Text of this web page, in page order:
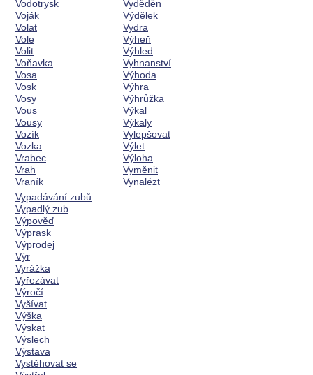
Vodotrysk
Voják
Volat
Vole
Volit
Voňavka
Vosa
Vosk
Vosy
Vous
Vousy
Vozík
Vozka
Vrabec
Vrah
Vraník
Vyděděn
Výdělek
Vydra
Výheň
Výhled
Vyhnanství
Výhoda
Výhra
Výhrůžka
Výkal
Výkaly
Vylepšovat
Výlet
Výloha
Vyměnit
Vynalézt
Vypadávání zubů
Vypadlý zub
Výpověď
Výprask
Výprodej
Výr
Vyrážka
Vyřezávat
Výročí
Vyšívat
Výška
Výskat
Výslech
Výstava
Vystěhovat se